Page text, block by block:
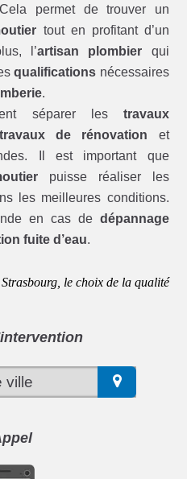
permet de trouver un
tout en profitant d’un
l’artisan plombier qui
qualifications nécessaires
.
séparer les travaux
travaux de rénovation et
Il est important que
puisse réaliser les
les meilleures conditions.
en cas de dépannage
fuite d’eau.
le choix de la qualité